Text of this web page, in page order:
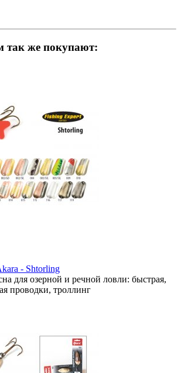
так же покупают:
- Shtorling
для озерной и речной ловли: быстрая,
проводки, троллинг